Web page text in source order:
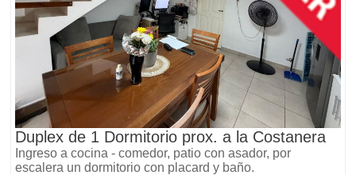
Duplex de 1 Dormitorio prox. a la Costanera
Ingreso a cocina - comedor, patio con asador, por
escalera un dormitorio con placard y baño.